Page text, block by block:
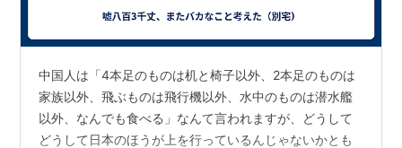
中国人は「4本足のものは机と椅子以外、2本足のものは
家族以外、飛ぶものは飛行機以外、水中のものは潜水艦
以外、なんでも食べる」なんて言われますが、どうして
どうして日本のほうが上を行っているんじゃないかとも